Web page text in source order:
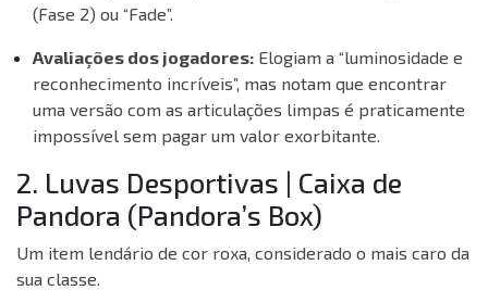
(Fase 2) ou “Fade”.
Avaliações dos jogadores: Elogiam a “luminosidade e
reconhecimento incríveis”, mas notam que encontrar
uma versão com as articulações limpas é praticamente
impossível sem pagar um valor exorbitante.
2. Luvas Desportivas | Caixa de
Pandora (Pandora’s Box)
Um item lendário de cor roxa, considerado o mais caro da
sua classe.